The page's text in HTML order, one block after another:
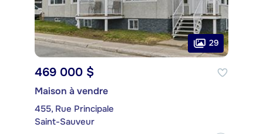
29
469 000 $
Maison à vendre
455, Rue Principale
Saint-Sauveur